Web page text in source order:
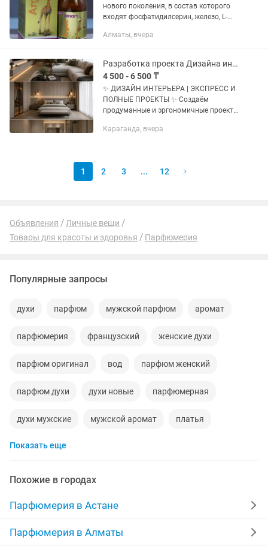
нового поколения, в состав которого
входят фосфатидилсерин, железо, L-
рекомендуем начинать с
Алматы, вчера
Разработка проекта Дизайна интерьера
4 500 - 6 500 ₸
✨ ДИЗАЙН ИНТЕРЬЕРА | ЭКСПРЕСС И
ПОЛНЫЕ ПРОЕКТЫ ✨ Создаём
продуманные и эргономичные проекты
коммерческих помещений. Что входит
Караганда, вчера
1 2 3 ... 12
Объявления
Личные вещи
Товары для красоты и здоровья
Парфюмерия
Популярные запросы
духи парфюм мужской парфюм аромат
парфюмерия французский женские духи
парфюм оригинал вод парфюм женский
парфюм духи духи новые парфюмерная
духи мужские мужской аромат платья
оригинал
бренд нота для
турецкие free флаконы для духов
Показать еще
Похожие в городах
Парфюмерия в Астане
Парфюмерия в Алматы